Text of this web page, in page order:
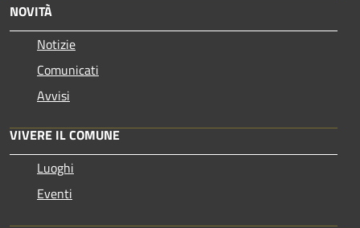
NOVITÀ
Notizie
Comunicati
Avvisi
VIVERE IL COMUNE
Luoghi
Eventi